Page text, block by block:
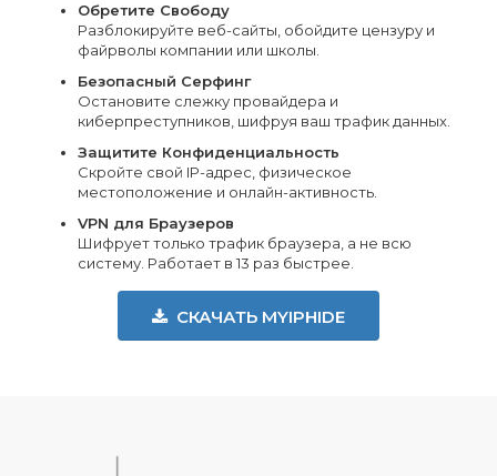
Обретите Свободу
Разблокируйте веб-сайты, обойдите цензуру и
файрволы компании или школы.
Безопасный Серфинг
Остановите слежку провайдера и
киберпреступников, шифруя ваш трафик данных.
Защитите Конфиденциальность
Скройте свой IP-адрес, физическое
местоположение и онлайн-активность.
VPN для Браузеров
Шифрует только трафик браузера, а не всю
систему. Работает в 13 раз быстрее.
СКАЧАТЬ MYIPHIDE